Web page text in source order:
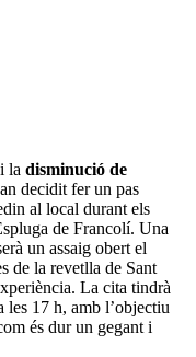
i la disminució de
decidit fer un pas
al local durant els
de Francolí. Una
un assaig obert el
de la revetlla de Sant
La cita tindrà
les 17 h, amb l’objectiu
és dur un gegant i